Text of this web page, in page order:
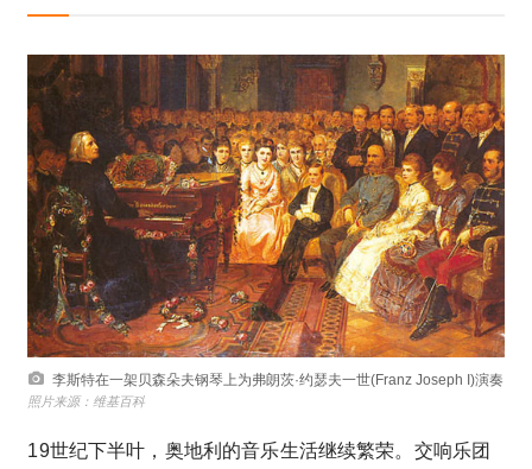
李斯特在一架贝森朵夫钢琴上为弗朗茨·约瑟夫一世(Franz Joseph I)演奏
照片来源：维基百科
19世纪下半叶，奥地利的音乐生活继续繁荣。交响乐团